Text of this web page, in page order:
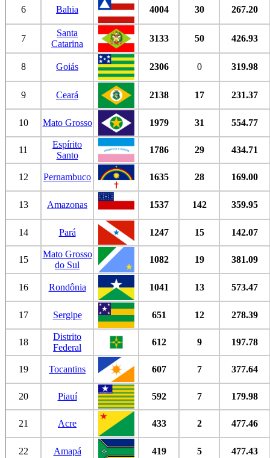
6 Bahia 4004 30 267.20
7
Santa
Catarina
3133 50 426.93
8 Goiás 2306 0 319.98
9 Ceará 2138 17 231.37
10 Mato Grosso 1979 31 554.77
11
Espírito
Santo
1786 29 434.71
12 Pernambuco 1635 28 169.00
13 Amazonas 1537 142 359.95
14 Pará 1247 15 142.07
15
Mato Grosso
do Sul
1082 19 381.09
16 Rondônia 1041 13 573.47
17 Sergipe 651 12 278.39
18
Distrito
Federal
612 9 197.78
19 Tocantins 607 7 377.64
20 Piauí 592 7 179.98
21 Acre 433 2 477.46
22 Amapá 419 5 477.43